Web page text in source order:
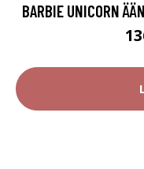
BARBIE UNICORN